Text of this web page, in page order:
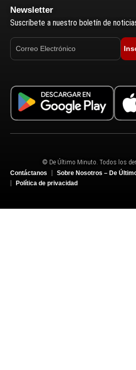
Newsletter
Suscríbete a nuestro boletín de
© De Último Minuto. Todos los
Contáctanos
Sobre Nosotros – De
Política de privacidad